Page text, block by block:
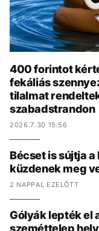
400 forintot
fekáliás
tilalmat
szabadstrandon
2026.7.30 15:56
Bécset is sújtja
küzdenek meg
2 NAPPAL EZELŐTT
Gólyák lepték el